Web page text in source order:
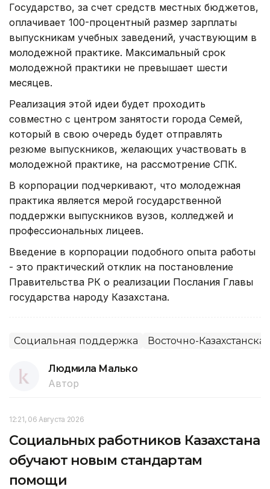
Государство, за счет средств местных бюджетов,
оплачивает 100-процентный размер зарплаты
выпускникам учебных заведений, участвующим в
молодежной практике. Максимальный срок
молодежной практики не превышает шести
месяцев.
Реализация этой идеи будет проходить
совместно с центром занятости города Семей,
который в свою очередь будет отправлять
резюме выпускников, желающих участвовать в
молодежной практике, на рассмотрение СПК.
В корпорации подчеркивают, что молодежная
практика является мерой государственной
поддержки выпускников вузов, колледжей и
профессиональных лицеев.
Введение в корпорации подобного опыта работы
- это практический отклик на постановление
Правительства РК о реализации Послания Главы
государства народу Казахстана.
Социальная поддержка Восточно-
Людмила Малько
Автор
12:21, 06 Августа 2026
Социальных работников Казахстана
обучают новым стандартам
помощи